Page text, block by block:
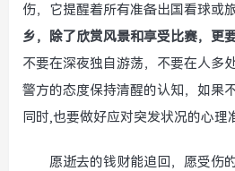
伤，它提醒着所有准备出国看球或
乡，除了欣赏风景和享受比赛，更
不要在深夜独自游荡，不要在人多
警方的态度保持清醒的认知，如果
同时,也要做好应对突发状况的心理
愿逝去的钱财能追回，愿受伤